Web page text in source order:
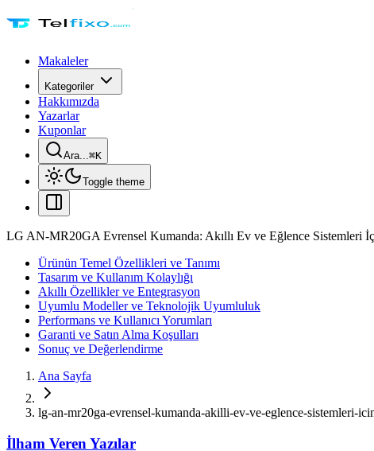
Makaleler
Kategoriler
Hakkımızda
Yazarlar
Kuponlar
Ara...⌘K
Toggle theme
LG AN-MR20GA Evrensel Kumanda: Akıllı Ev ve Eğlence Sistemleri
Ürünün Temel Özellikleri ve Tanımı
Tasarım ve Kullanım Kolaylığı
Akıllı Özellikler ve Entegrasyon
Uyumlu Modeller ve Teknolojik Uyumluluk
Performans ve Kullanıcı Yorumları
Garanti ve Satın Alma Koşulları
Sonuç ve Değerlendirme
Ana Sayfa
lg-an-mr20ga-evrensel-kumanda-akilli-ev-ve-eglence-sistemleri-
İlham Veren Yazılar